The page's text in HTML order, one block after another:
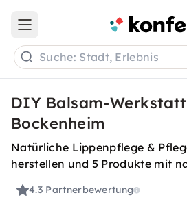
Open main menu
Suche: Stadt, Erlebnis
DIY Balsam-
Bockenheim
Natürliche Lippenpflege &
herstellen und 5 Produkte mit
4.3 Partnerbewertung